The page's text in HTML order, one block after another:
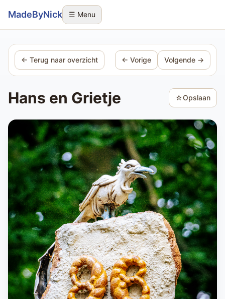
Sla navigatie over
MadeByNick ☰ Menu
← Terug naar overzicht ← Vorige Volgende →
Hans en Grietje ☆Opslaan